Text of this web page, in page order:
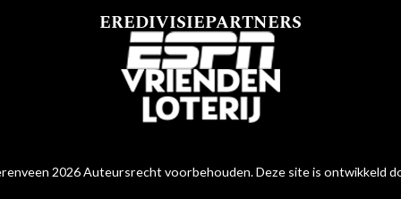
EREDIVISIEPARTNERS
2026 Auteursrecht voorbehouden. Deze site is ontwikkeld